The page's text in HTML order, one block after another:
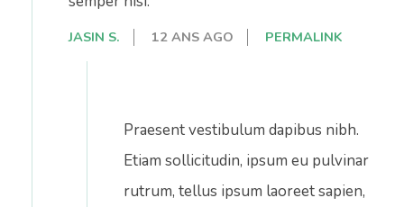
JASIN S. 12 ANS AGO PERMALINK
Praesent vestibulum dapibus nibh.
Etiam sollicitudin, ipsum eu pulvinar
rutrum, tellus ipsum laoreet sapien,